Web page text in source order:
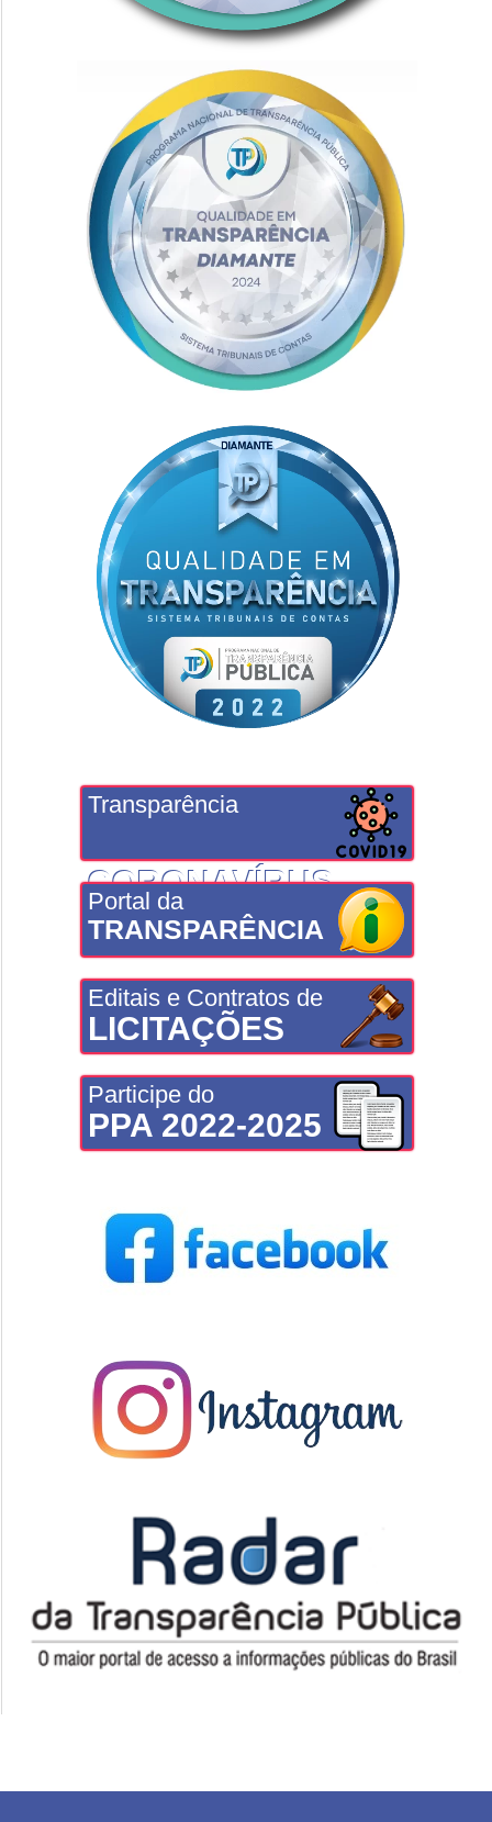
Transparência
CORONAVÍRUS
Portal da
TRANSPARÊNCIA
Editais e Contratos de
LICITAÇÕES
Participe do
PPA 2022-2025